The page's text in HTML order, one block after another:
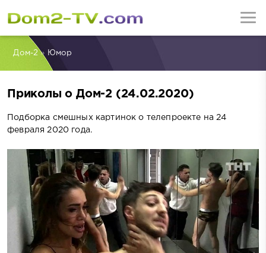
Дом-2» Юмор
Приколы о Дом-2 (24.02.2020)
Подборка смешных картинок о телепроекте на 24
февраля 2020 года.